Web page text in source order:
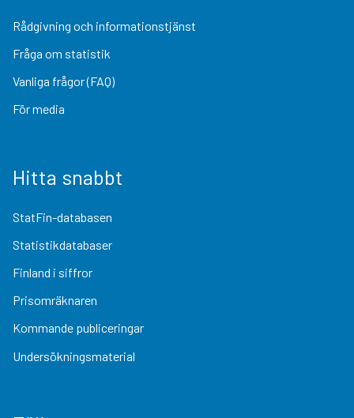
Rådgivning och informationstjänst
Fråga om statistik
Vanliga frågor (FAQ)
För media
Hitta snabbt
StatFin-databasen
Statistikdatabaser
Finland i siffror
Prisomräknaren
Kommande publiceringar
Undersökningsmaterial